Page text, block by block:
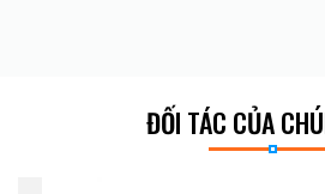
ĐỐI TÁC CỦA